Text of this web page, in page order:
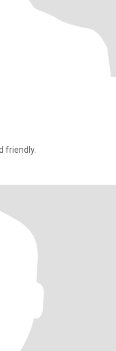
friendly.